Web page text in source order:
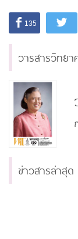
135
วารสารวิทย
ข่าวสารล่าสุด